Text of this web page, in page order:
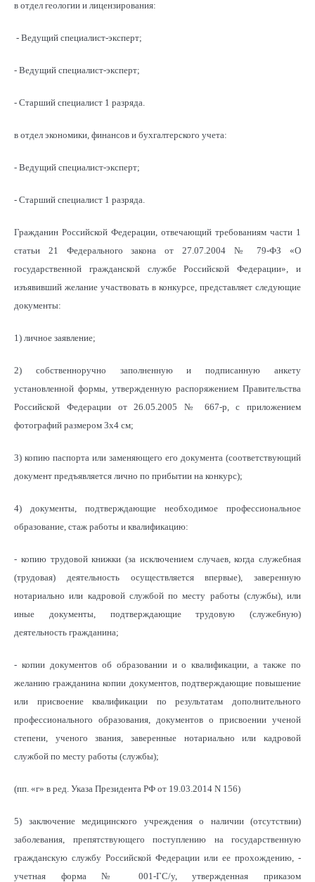
в отдел геологии и лицензирования:
- Ведущий специалист-эксперт;
- Ведущий специалист-эксперт;
- Старший специалист 1 разряда.
в отдел экономики, финансов и бухгалтерского учета:
- Ведущий специалист-эксперт;
- Старший специалист 1 разряда.
Гражданин Российской Федерации, отвечающий требованиям части 1
статьи 21 Федерального закона от 27.07.2004 № 79-ФЗ «О
государственной гражданской службе Российской Федерации», и
изъявивший желание участвовать в конкурсе, представляет следующие
документы:
1) личное заявление;
2) собственноручно заполненную и подписанную анкету
установленной формы, утвержденную распоряжением Правительства
Российской Федерации от 26.05.2005 № 667-р, с приложением
фотографий размером 3х4 см;
3) копию паспорта или заменяющего его документа (соответствующий
документ предъявляется лично по прибытии на конкурс);
4) документы, подтверждающие необходимое профессиональное
образование, стаж работы и квалификацию:
- копию трудовой книжки (за исключением случаев, когда служебная
(трудовая) деятельность осуществляется впервые), заверенную
нотариально или кадровой службой по месту работы (службы), или
иные документы, подтверждающие трудовую (служебную)
деятельность гражданина;
- копии документов об образовании и о квалификации, а также по
желанию гражданина копии документов, подтверждающие повышение
или присвоение квалификации по результатам дополнительного
профессионального образования, документов о присвоении ученой
степени, ученого звания, заверенные нотариально или кадровой
службой по месту работы (службы);
(пп. «г» в ред. Указа Президента РФ от 19.03.2014 N 156)
5) заключение медицинского учреждения о наличии (отсутствии)
заболевания, препятствующего поступлению на государственную
гражданскую службу Российской Федерации или ее прохождению, -
учетная форма № 001-ГС/у, утвержденная приказом